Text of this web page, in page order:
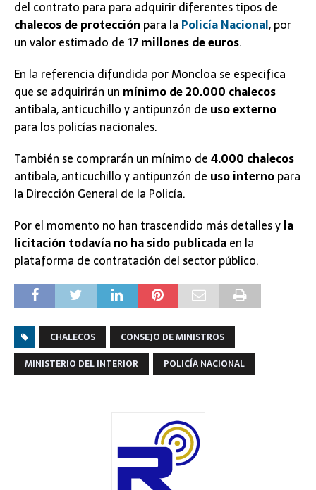
del contrato para para adquirir diferentes tipos de
chalecos de protección para la Policía Nacional, por
un valor estimado de17 millones de euros.
En la referencia difundida por Moncloa se especifica
que se adquirirán un mínimo de 20.000 chalecos
antibala, anticuchillo y antipunzón de uso externo
para los policías nacionales.
También se comprarán un mínimo de4.000 chalecos
antibala, anticuchillo y antipunzón de uso internopara
la Dirección General de la Policía.
Por el momento no han trascendido más detalles yla
licitación todavía no ha sido publicadaen la
plataforma de contratación del sector público.
CHALECOS
CONSEJO DE MINISTROS
MINISTERIO DEL INTERIOR
POLICÍA NACIONAL